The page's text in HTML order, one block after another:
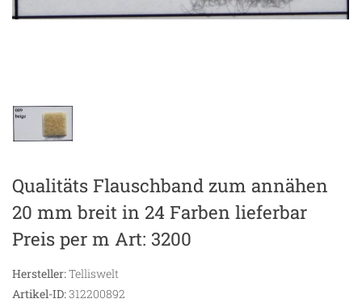
Qualitäts Flauschband zum annähen
20 mm breit in 24 Farben lieferbar
Preis per m Art: 3200
Hersteller:Telliswelt
Artikel-ID:312200892